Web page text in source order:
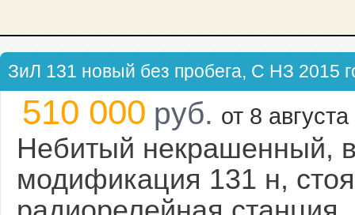
ЗиЛ 131 новый без пробега, С НЗ 2015
510 000 руб. от 8
Небитый некрашенный,
модификация 131 н,